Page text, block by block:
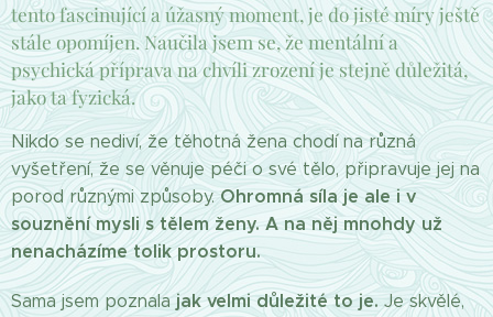
tento fascinující a úžasný moment, je do jisté míry ještě
stále opomíjen. Naučila jsem se, že mentální a
psychická příprava na chvíli zrození je stejně důležitá,
jako ta fyzická.
Nikdo se nediví, že těhotná žena chodí na různá
vyšetření, že se věnuje péči o své tělo, připravuje jej na
porod různými způsoby.Ohromná síla je ale i v
souznění mysli s tělem ženy. A na něj mnohdy už
nenacházíme tolik prostoru.
Sama jsem poznalajak velmi důležité to je.Je skvělé,